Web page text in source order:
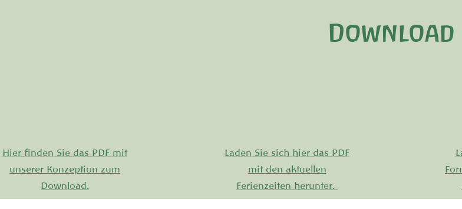
Download
Laden Sie sich hier das PDF
mit den aktuellen
Ferienzeiten herunter.
Hier finden Sie das PDF mit
unserer Konzeption zum
Download.